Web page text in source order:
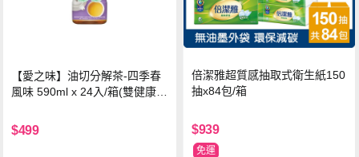
【愛之味】油切分解茶-四季春
風味 590ml x 24入/箱(雙健康認
$499
倍潔雅超質感抽取式衛生紙150
抽x84包/箱
$939
免運